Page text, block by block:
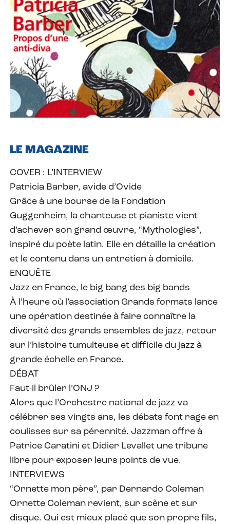
LE MAGAZINE
COVER : L’INTERVIEW
Patricia Barber, avide d’Ovide
Grâce à une bourse de la Fondation
Guggenheim, la chanteuse et pianiste vient
d’achever son grand œuvre, “Mythologies”,
inspiré du poète latin. Elle en détaille la création
et le contenu dans un entretien à domicile.
ENQUÊTE
Jazz en France, le big bang des big bands
À l’heure où l’association Grands formats lance
une opération destinée à faire connaître la
diversité des grands ensembles de jazz, retour
sur l’histoire tumulteuse et difficile du jazz à
grande échelle en France.
DÉBAT
Faut-il brûler l’ONJ ?
Alors que l’Orchestre national de jazz va
célébrer ses vingts ans, les débats font rage en
coulisses sur sa pérennité. Jazzman offre à
Patrice Caratini et Didier Levallet une tribune
libre pour exposer leurs points de vue.
INTERVIEWS
“Ornette mon père”, par Dernardo Coleman
Ornette Coleman revient, sur scène et sur
disque. Qui est mieux placé que son propre fils,